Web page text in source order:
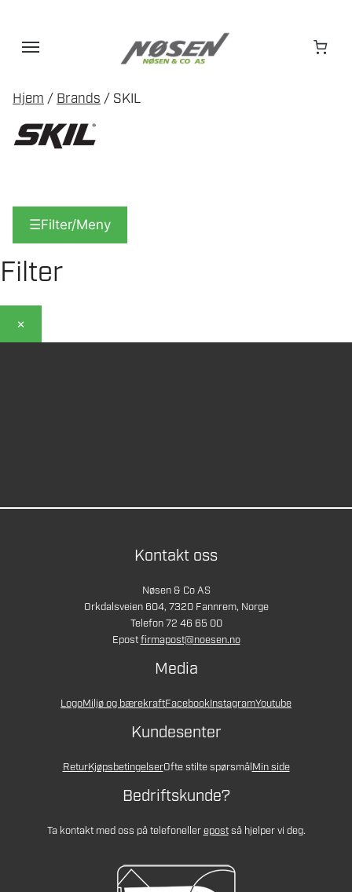
Hjem / Brands / SKIL
☰Filter/Meny
Filter
×
Kontakt oss
Nøsen & Co AS
Orkdalsveien 604, 7320 Fannrem, Norge
Telefon 72 46 65 00
Epostfirmapost@noesen.no
Media
LogoMiljø og bærekraftFacebookInstagramYoutube
Kundesenter
ReturKjøpsbetingelserOfte stilte spørsmålMin side
Bedriftskunde?
Ta kontakt med oss på telefonellerepostså hjelper vi deg.